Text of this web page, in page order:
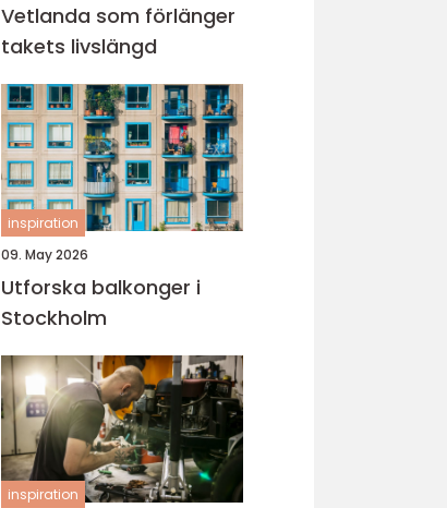
Vetlanda som förlänger
takets livslängd
inspiration
09. May 2026
Utforska balkonger i
Stockholm
inspiration